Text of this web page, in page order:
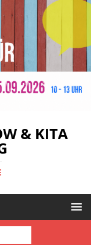
& KITA